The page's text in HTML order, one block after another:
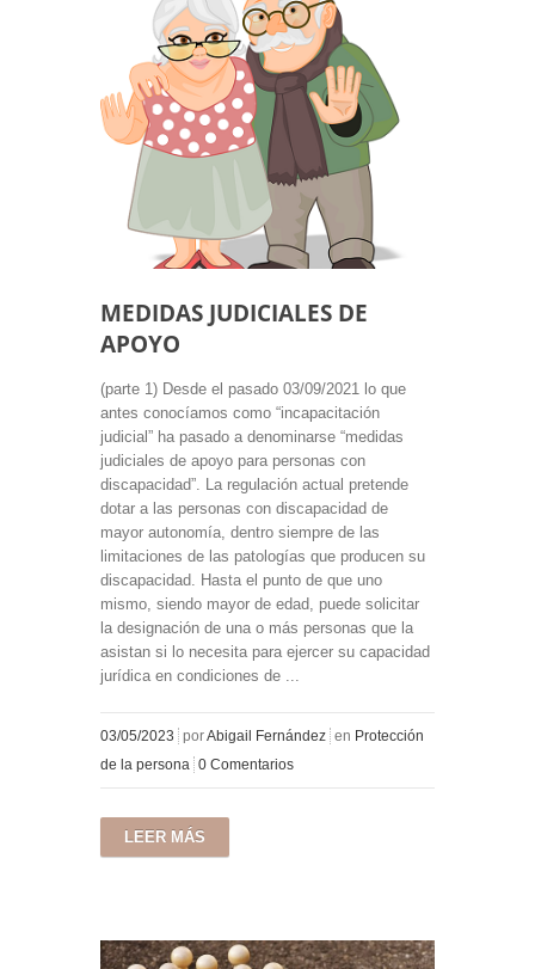
MEDIDAS JUDICIALES DE
APOYO
(parte 1) Desde el pasado 03/09/2021 lo que
antes conocíamos como “incapacitación
judicial” ha pasado a denominarse “medidas
judiciales de apoyo para personas con
discapacidad”. La regulación actual pretende
dotar a las personas con discapacidad de
mayor autonomía, dentro siempre de las
limitaciones de las patologías que producen su
discapacidad. Hasta el punto de que uno
mismo, siendo mayor de edad, puede solicitar
la designación de una o más personas que la
asistan si lo necesita para ejercer su capacidad
jurídica en condiciones de ...
03/05/2023 porAbigail Fernández en Protección
de la persona 0 Comentarios
LEER MÁS